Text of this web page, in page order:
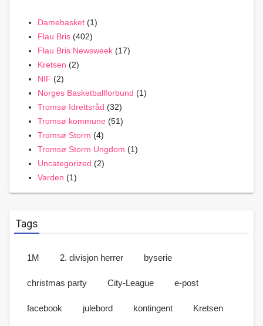
Damebasket (1)
Flau Bris (402)
Flau Bris Newsweek (17)
Kretsen (2)
NIF (2)
Norges Basketballforbund (1)
Tromsø Idrettsråd (32)
Tromsø kommune (51)
Tromsø Storm (4)
Tromsø Storm Ungdom (1)
Uncategorized (2)
Varden (1)
Tags
1M 2. divisjon herrer byserie
christmas party City-League e-post
facebook julebord kontingent Kretsen